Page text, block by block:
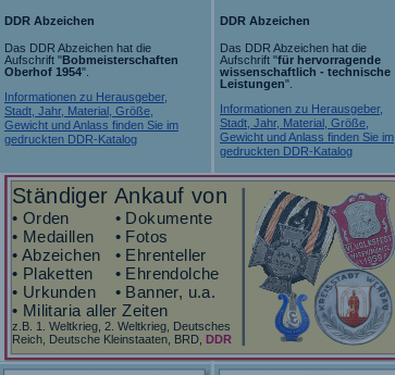
DDR Abzeichen
Das DDR Abzeichen hat die
Aufschrift "Bobmeisterschaften
Oberhof 1954".
Informationen zu Herausgeber,
Stadt, Jahr, Material, Größe,
Gewicht und Anlass finden Sie im
gedruckten DDR-Katalog
DDR Abzeichen
Das DDR Abzeichen hat die
Aufschrift "für hervorragende
wissenschaftlich - technische
Leistungen".
Informationen zu Herausgeber,
Stadt, Jahr, Material, Größe,
Gewicht und Anlass finden Sie im
gedruckten DDR-Katalog
Ständiger Ankauf von
• Orden
• Medaillen
• Abzeichen
• Plaketten
• Urkunden
• Dokumente
• Fotos
• Ehrenteller
• Ehrendolche
• Banner, u.a.
• Militaria aller Zeiten
z.B. 1. Weltkrieg, 2. Weltkrieg, Deutsches
Reich, Deutsche Kleinstaaten, BRD,
DDR